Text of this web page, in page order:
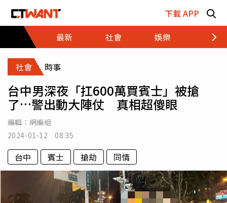
下載 APP
最新
社會 娛樂 財經
社會 時事
台中男深夜「扛600萬買賓士」被搶
了…警出動大陣仗 真相超傻眼
編輯： 網編組
2024-01-12 08:35
台中 賓士 搶劫 同情